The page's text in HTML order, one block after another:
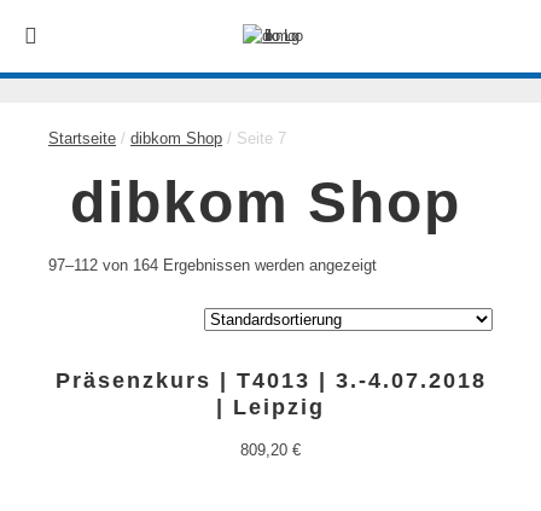
Startseite / dibkom Shop / Seite 7
dibkom Shop
97–112 von 164 Ergebnissen werden angezeigt
Präsenzkurs | T4013 | 3.-4.07.2018
| Leipzig
809,20 €